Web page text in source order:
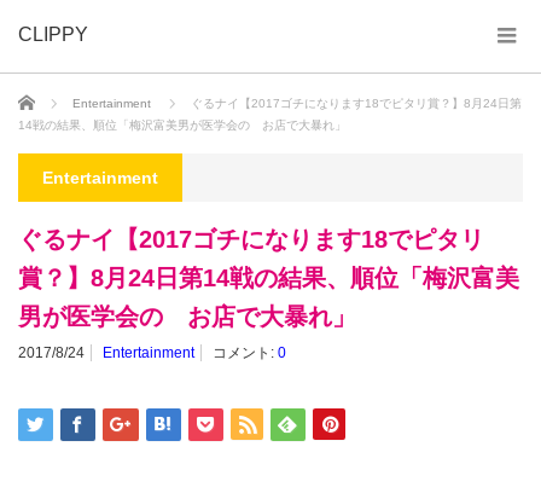
CLIPPY
ホーム Entertainment
ぐるナイ【2017ゴチになります18でピタリ賞？】8月24日第
14戦の結果、順位「梅沢富美男が医学会の お店で大暴れ」
Entertainment
ぐるナイ【2017ゴチになります18でピタリ
賞？】8月24日第14戦の結果、順位「梅沢富美
男が医学会の お店で大暴れ」
2017/8/24 Entertainment コメント: 0